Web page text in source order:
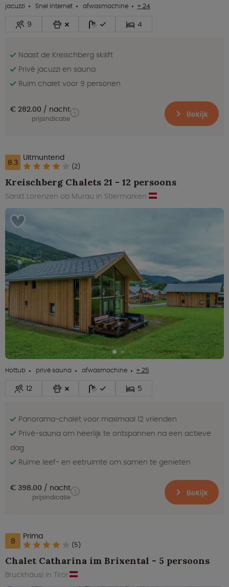
jacuzzi Snel internet afwasmachine + 24
9 4
Naast de Kreischberg skilift
Privé jacuzzi en sauna
Ruim chalet voor 9 personen
€ 282.00 nacht
prijsindicatie Bekijk
8.3 Uitmuntend
(2)
Kreischberg Chalets 21 - 12 persoons
Sankt Lorenzen ob Murau in Stiermarken
Hottub privé sauna afwasmachine + 25
12 5
Panorama-chalet voor maximaal 12 vrienden
Privé-sauna om heerlijk te ontspannen na een actieve
dag
Ruime leef- en eetruimte om samen te genieten
€ 398.00 nacht
prijsindicatie Bekijk
8 Prima
(5)
Chalet Catharina im Brixental - 5 persoons
Bruckhäusl in Tirol